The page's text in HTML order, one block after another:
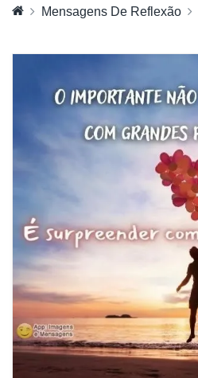
Mensagens De Reflexão